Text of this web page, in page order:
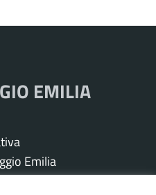
EMILIA
Emilia
571030